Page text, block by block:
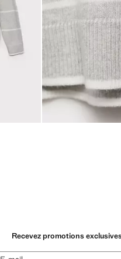
Recevez promotions